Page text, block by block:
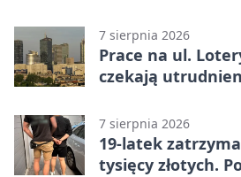
7 sierpnia 2026
Prace na ul.
czekają
7 sierpnia 2026
19-latek
tysięcy złotych.